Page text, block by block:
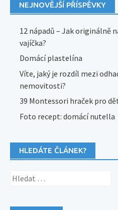
NEJNOVĚJŠÍ PŘÍSPĚVKY
12 nápadů – Jak originálně
vajíčka?
Domácí plastelína
Víte, jaký je rozdíl mezi
nemovitosti?
39 Montessori hraček pro
Foto recept: domácí nutella
HLEDÁTE ČLÁNEK?
Vyhledávání